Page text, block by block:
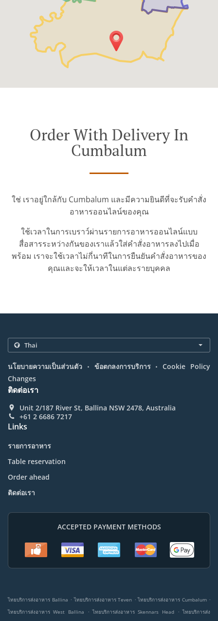
Order With Delivery In
Cumbalum
ใช่ เราอยู่ใกล้กับ Cumbalum และมีความยินดีที่จะรับคำสั่ง
อาหารออนไลน์ของคุณ
ใช้เวลาในการเบราว์ผ่านรายการอาหารออนไลน์แบบ
สื่อสารระหว่างกันของเราแล้วใส่คำสั่งอาหารลงไปเมื่อ
พร้อม เราจะใช้เวลาไม่กี่นาทีในการยืนยันคำสั่งอาหารของ
คุณและจะให้เวลาในแต่ละรายบุคคล
นโยบายความเป็นส่วนตัว . ข้อตกลงการบริการ . Cookie Policy
Changes
ติดต่อเรา
Unit 2/187 River St, Ballina NSW 2478, Australia
+61 2 6686 7217
Links
รายการอาหาร
Table reservation
Order ahead
ติดต่อเรา
ACCEPTED PAYMENT METHODS
ไทยบริการส่งอาหาร Ballina . ไทยบริการส่งอาหาร Teven . ไทยบริการส่งอาหาร Cumbalum .
ไทยบริการส่งอาหาร West Ballina
. ไทยบริการส่งอาหาร Skennars Head . ไทยบริการส่ง